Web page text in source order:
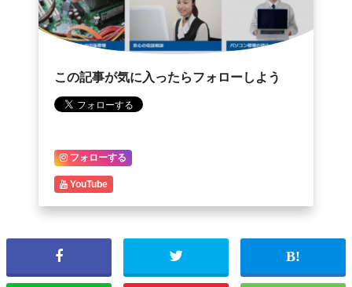
この記事が気に入ったらフォローしよう
フォローする
YouTube